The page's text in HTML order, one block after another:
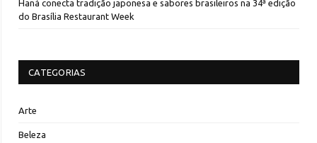
Haná conecta tradição japonesa e sabores brasileiros na 34ª edição
do Brasília Restaurant Week
CATEGORIAS
Arte
Beleza